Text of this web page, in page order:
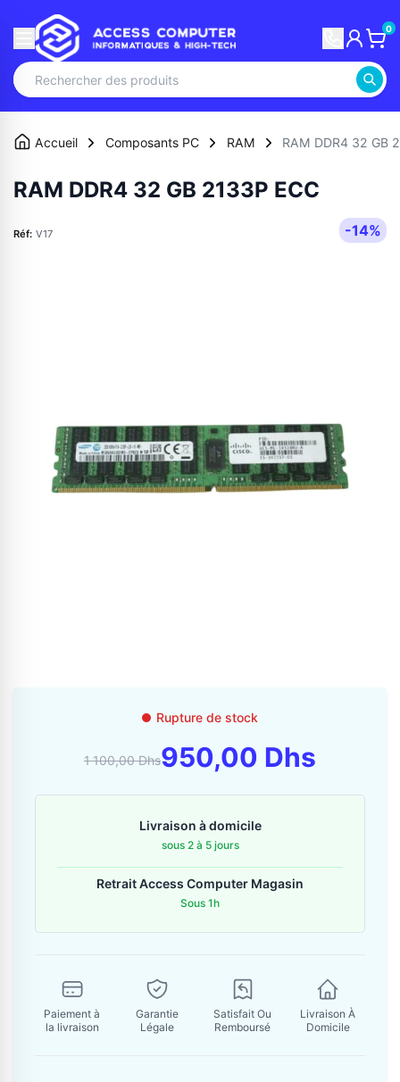
0
Envoyer un message
Accueil Composants PC RAM RAM DDR4 32 GB
RAM DDR4 32 GB 2133P ECC
Réf: V17 -14%
Rupture de stock
1 100,00 Dhs950,00 Dhs
Livraison à domicile
sous 2 à 5 jours
Retrait Access Computer Magasin
Sous 1h
Paiement à
la livraison
Garantie
Légale
Satisfait Ou
Remboursé
Livraison À
Domicile